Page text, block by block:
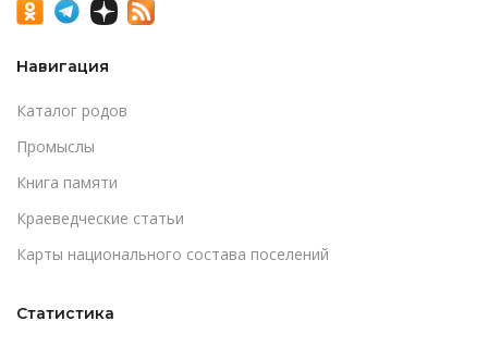
Навигация
Каталог родов
Промыслы
Книга памяти
Краеведческие статьи
Карты национального состава поселений
Статистика